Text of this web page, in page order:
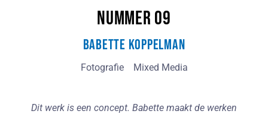
Nummer 09
Babette Koppelman
Fotografie Mixed Media
Dit werk is een concept. Babette maakt de werken